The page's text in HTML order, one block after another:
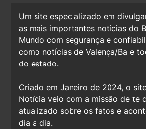
Um site especializado em
as mais importantes notícias do
Mundo com segurança e
como notícias de Valença/Ba e
do estado.
Criado em Janeiro de 2024, o
Notícia veio com a missão de te
atualizado sobre os fatos e
dia a dia.